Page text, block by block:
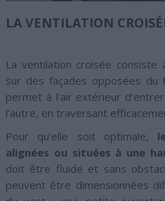
LA VENTILATION
La ventilation croisée
sur des façades opposées du
permet à l’air extérieur
l’autre, en traversant
Pour qu’elle soit optimale,
alignées ou situées à une
doit être fluide et sans
peuvent être dimensionnées